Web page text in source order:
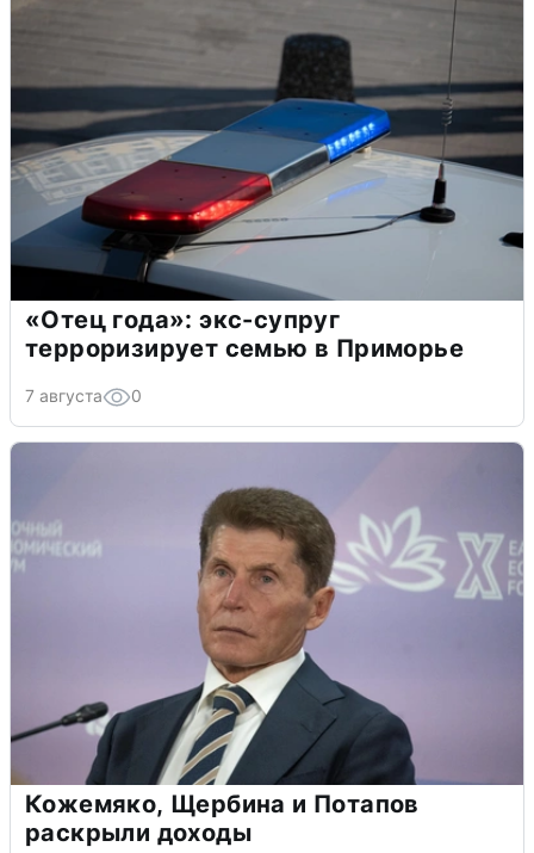
«Отец года»: экс-супруг
терроризирует семью в Приморье
7 августа 0
Кожемяко, Щербина и Потапов
раскрыли доходы